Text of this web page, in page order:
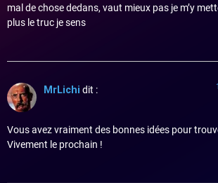
mal de chose dedans, vaut mieux pas je m’y
plus le truc je sens
MrLichi dit :
Vous avez vraiment des bonnes idées pour
Vivement le prochain !